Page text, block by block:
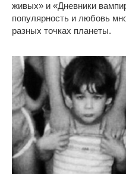
живых» и «Дневники
популярность и любовь
разных точках планеты.